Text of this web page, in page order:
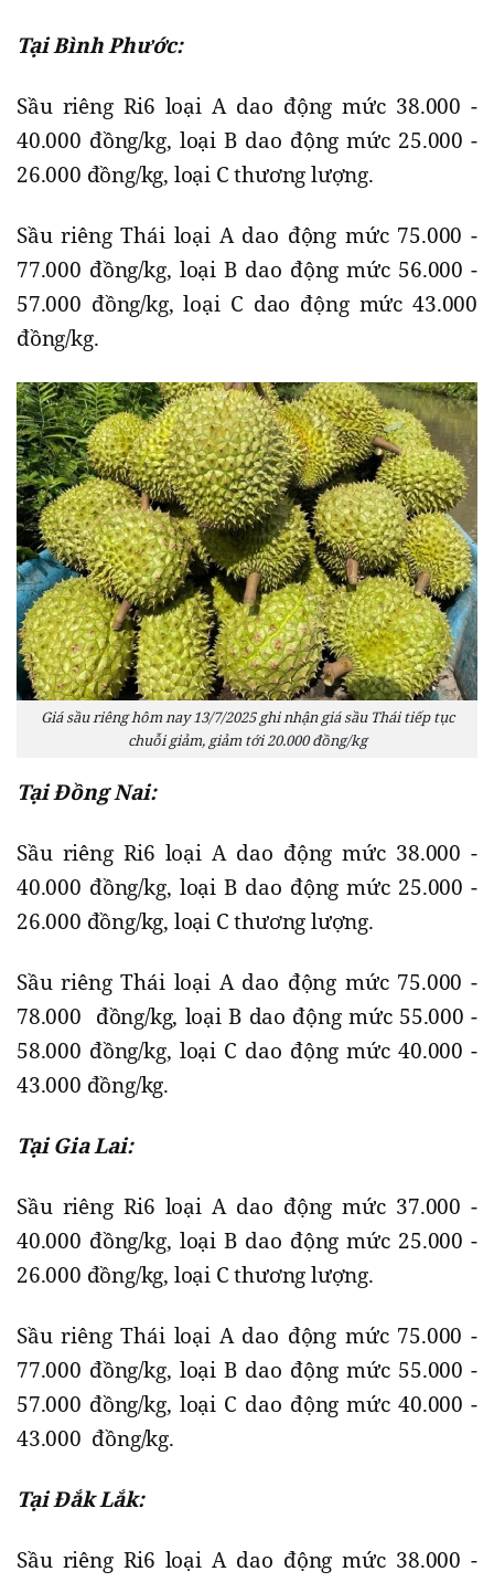
Tại Bình Phước:
Sầu riêng Ri6 loại A dao động mức 38.000 -
40.000 đồng/kg, loại B dao động mức 25.000 -
26.000 đồng/kg, loại C thương lượng.
Sầu riêng Thái loại A dao động mức 75.000 -
77.000 đồng/kg, loại B dao động mức 56.000 -
57.000 đồng/kg, loại C dao động mức 43.000
đồng/kg.
Giá sầu riêng hôm nay 13/7/2025 ghi nhận giá sầu Thái tiếp tục
chuỗi giảm, giảm tới 20.000 đồng/kg
Tại Đồng Nai:
Sầu riêng Ri6 loại A dao động mức 38.000 -
40.000 đồng/kg, loại B dao động mức 25.000 -
26.000 đồng/kg, loại C thương lượng.
Sầu riêng Thái loại A dao động mức 75.000 -
78.000 đồng/kg, loại B dao động mức 55.000 -
58.000 đồng/kg, loại C dao động mức 40.000 -
43.000 đồng/kg.
Tại Gia Lai:
Sầu riêng Ri6 loại A dao động mức 37.000 -
40.000 đồng/kg, loại B dao động mức 25.000 -
26.000 đồng/kg, loại C thương lượng.
Sầu riêng Thái loại A dao động mức 75.000 -
77.000 đồng/kg, loại B dao động mức 55.000 -
57.000 đồng/kg, loại C dao động mức 40.000 -
43.000 đồng/kg.
Tại Đắk Lắk:
Sầu riêng Ri6 loại A dao động mức 38.000 -